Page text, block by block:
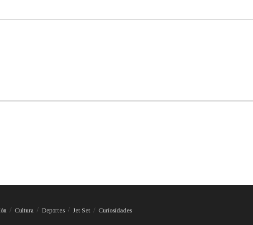
Cultura Deportes Jet Set Curiosidades